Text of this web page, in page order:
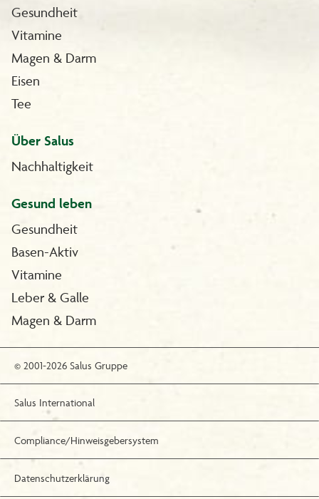
Gesundheit
Vitamine
Magen & Darm
Eisen
Tee
Über Salus
Nachhaltigkeit
Gesund leben
Gesundheit
Basen-Aktiv
Vitamine
Leber & Galle
Magen & Darm
© 2001-2026 Salus Gruppe
Salus International
Compliance/Hinweisgebersystem
Datenschutzerklärung